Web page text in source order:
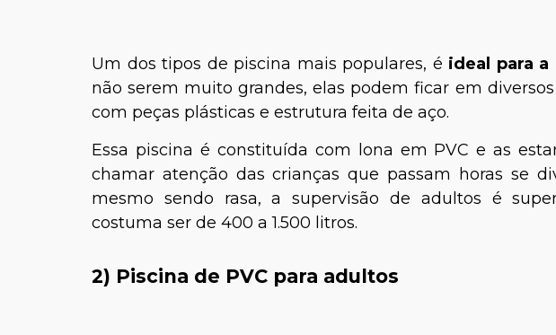
Um dos tipos de piscina mais populares, é ideal para a
não serem muito grandes, elas podem ficar em
com peças plásticas e estrutura feita de aço.
Essa piscina é constituída com lona em PVC e as
chamar atenção das crianças que passam horas se
mesmo sendo rasa, a supervisão de adultos é
costuma ser de 400 a 1.500 litros.
2) Piscina de PVC para adultos